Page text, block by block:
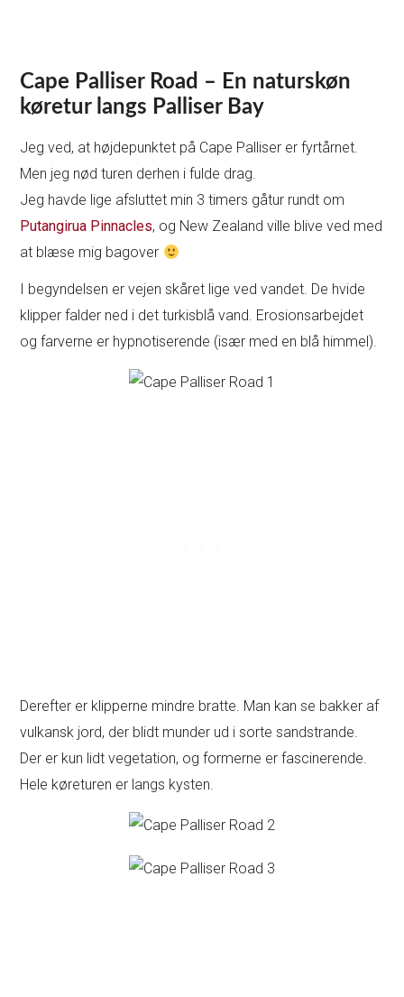
Cape Palliser Road – En naturskøn
køretur langs Palliser Bay
Jeg ved, at højdepunktet på Cape Palliser er fyrtårnet.
Men jeg nød turen derhen i fulde drag.
Jeg havde lige afsluttet min 3 timers gåtur rundt om
Putangirua Pinnacles, og New Zealand ville blive ved med
at blæse mig bagover
I begyndelsen er vejen skåret lige ved vandet. De hvide
klipper falder ned i det turkisblå vand. Erosionsarbejdet
og farverne er hypnotiserende (især med en blå himmel).
Derefter er klipperne mindre bratte. Man kan se bakker af
vulkansk jord, der blidt munder ud i sorte sandstrande.
Der er kun lidt vegetation, og formerne er fascinerende.
Hele køreturen er langs kysten.